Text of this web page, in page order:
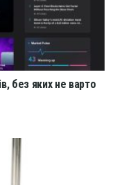
без яких не варто